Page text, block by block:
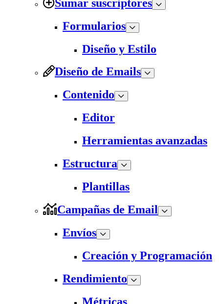
Sumar suscriptores
Formularios
Diseño y Estilo
Diseño de Emails
Contenido
Editor
Herramientas avanzadas
Estructura
Plantillas
Campañas de Email
Envíos
Creación y Programación
Rendimiento
Métricas